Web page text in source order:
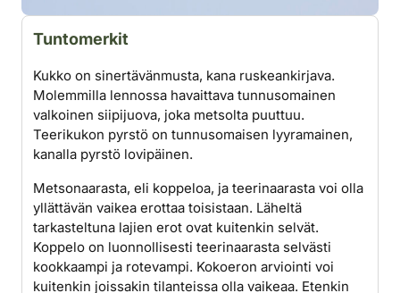
Tuntomerkit
Kukko on sinertävänmusta, kana ruskeankirjava.
Molemmilla lennossa havaittava tunnusomainen
valkoinen siipijuova, joka metsolta puuttuu.
Teerikukon pyrstö on tunnusomaisen lyyramainen,
kanalla pyrstö lovipäinen.
Metsonaarasta, eli koppeloa, ja teerinaarasta voi olla
yllättävän vaikea erottaa toisistaan. Läheltä
tarkasteltuna lajien erot ovat kuitenkin selvät.
Koppelo on luonnollisesti teerinaarasta selvästi
kookkaampi ja rotevampi. Kokoeron arviointi voi
kuitenkin joissakin tilanteissa olla vaikeaa. Etenkin